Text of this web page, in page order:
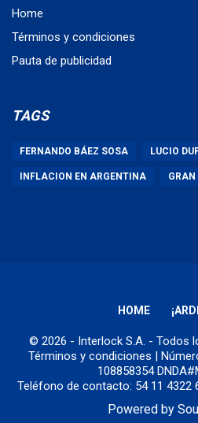
Home
Términos y condiciones
Pauta de publicidad
TAGS
FERNANDO BÁEZ SOSA LUCIO
INFLACION EN ARGENTINA
HOME
© 2026 - Interlock S.A. - Todos
Términos y condiciones |
108858354
Teléfono de contacto: 54 11 4322
Powered by